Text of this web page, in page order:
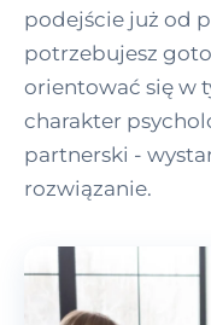
podejście już od
potrzebujesz
orientować się w
charakter
partnerski -
rozwiązanie.